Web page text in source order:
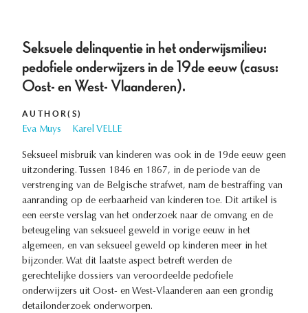
Seksuele delinquentie in het onderwijsmilieu:
pedofiele onderwijzers in de 19de eeuw (casus:
Oost- en West- Vlaanderen).
AUTHOR(S)
Eva Muys Karel VELLE
Seksueel misbruik van kinderen was ook in de 19de eeuw geen
uitzondering. Tussen 1846 en 1867, in de periode van de
verstrenging van de Belgische strafwet, nam de bestraffing van
aanranding op de eerbaarheid van kinderen toe. Dit artikel is
een eerste verslag van het onderzoek naar de omvang en de
beteugeling van seksueel geweld in vorige eeuw in het
algemeen, en van seksueel geweld op kinderen meer in het
bijzonder. Wat dit laatste aspect betreft werden de
gerechtelijke dossiers van veroordeelde pedofiele
onderwijzers uit Oost- en West-Vlaanderen aan een grondig
detailonderzoek onderworpen.